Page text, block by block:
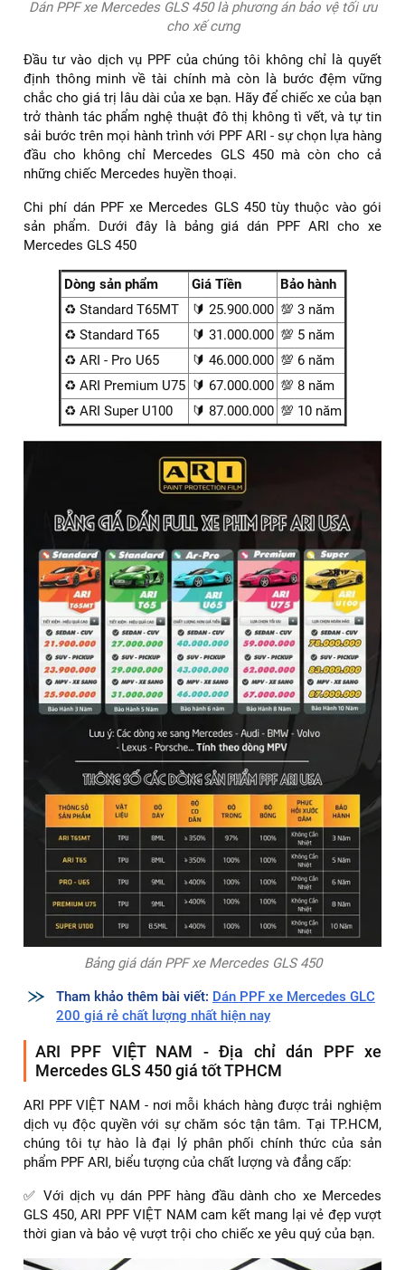
Dán PPF xe Mercedes GLS 450 là phương án bảo vệ tối ưu
cho xế cưng
Đầu tư vào dịch vụ PPF của chúng tôi không chỉ là quyết
định thông minh về tài chính mà còn là bước đệm vững
chắc cho giá trị lâu dài của xe bạn. Hãy để chiếc xe của bạn
trở thành tác phẩm nghệ thuật đô thị không tì vết, và tự tin
sải bước trên mọi hành trình với PPF ARI - sự chọn lựa hàng
đầu cho không chỉ Mercedes GLS 450 mà còn cho cả
những chiếc Mercedes huyền thoại.
Chi phí dán PPF xe Mercedes GLS 450 tùy thuộc vào gói
sản phẩm. Dưới đây là bảng giá dán PPF ARI cho xe
Mercedes GLS 450
Dòng sản phẩm Giá Tiền
Bảo hành
♻️ Standard T65MT
🔰 25.900.000 💯 3 năm
♻️ Standard T65
🔰 31.000.000 💯 5 năm
♻️ ARI - Pro U65
🔰 46.000.000 💯 6 năm
♻️ ARI Premium U75 🔰 67.000.000 💯 8 năm
♻️ ARI Super U100
🔰 87.000.000 💯 10 năm
Bảng giá dán PPF xe Mercedes GLS 450
Tham khảo thêm bài viết: Dán PPF xe Mercedes GLC
200 giá rẻ chất lượng nhất hiện nay
ARI PPF VIỆT NAM - Địa chỉ dán PPF xe
Mercedes GLS 450 giá tốt TPHCM
ARI PPF VIỆT NAM - nơi mỗi khách hàng được trải nghiệm
dịch vụ độc quyền với sự chăm sóc tận tâm. Tại TP.HCM,
chúng tôi tự hào là đại lý phân phối chính thức của sản
phẩm PPF ARI, biểu tượng của chất lượng và đẳng cấp:
✅ Với dịch vụ dán PPF hàng đầu dành cho xe Mercedes
GLS 450, ARI PPF VIỆT NAM cam kết mang lại vẻ đẹp vượt
thời gian và bảo vệ vượt trội cho chiếc xe yêu quý của bạn.